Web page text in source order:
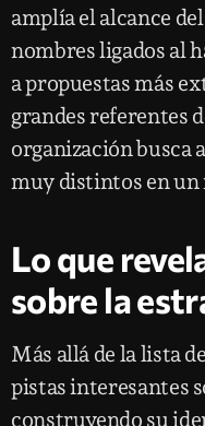
amplía el alcance
nombres ligados al
a propuestas más
grandes referentes
organización busca
muy distintos en
Lo que
sobre la
Más allá de la lista
pistas interesantes
construyendo su